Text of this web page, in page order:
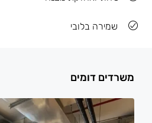
שמירה בלובי
משרדים דומים